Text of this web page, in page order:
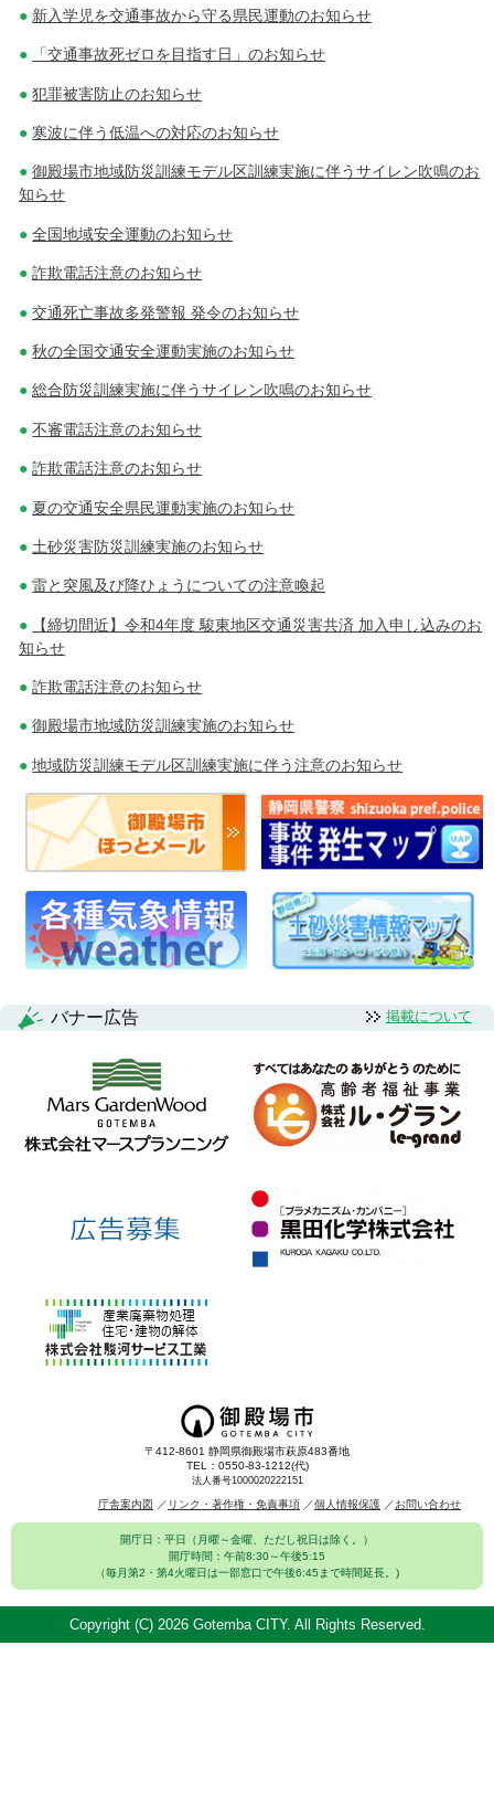
新入学児を交通事故から守る県民運動のお知らせ
「交通事故死ゼロを目指す日」のお知らせ
犯罪被害防止のお知らせ
寒波に伴う低温への対応のお知らせ
御殿場市地域防災訓練モデル区訓練実施に伴うサイレン吹鳴のお
知らせ
全国地域安全運動のお知らせ
詐欺電話注意のお知らせ
交通死亡事故多発警報 発令のお知らせ
秋の全国交通安全運動実施のお知らせ
総合防災訓練実施に伴うサイレン吹鳴のお知らせ
不審電話注意のお知らせ
詐欺電話注意のお知らせ
夏の交通安全県民運動実施のお知らせ
土砂災害防災訓練実施のお知らせ
雷と突風及び降ひょうについての注意喚起
【締切間近】令和4年度 駿東地区交通災害共済 加入申し込みのお
知らせ
詐欺電話注意のお知らせ
御殿場市地域防災訓練実施のお知らせ
地域防災訓練モデル区訓練実施に伴う注意のお知らせ
バナー広告 掲載について
〒412-8601 静岡県御殿場市萩原483番地
TEL：0550-83-1212(代)
法人番号1000020222151
庁舎案内図 リンク・著作権・免責事項 個人情報保護 お問い合わせ
開庁日：平日（月曜～金曜、ただし祝日は除く。）
開庁時間：午前8:30～午後5:15
（毎月第2・第4火曜日は一部窓口で午後6:45まで時間延長。)
Copyright (C) 2026 Gotemba CITY. All Rights Reserved.